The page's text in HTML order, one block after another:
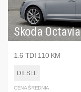
Skoda Octavia
1.6 TDI 110 KM
DIESEL
CENA ŚREDNIA